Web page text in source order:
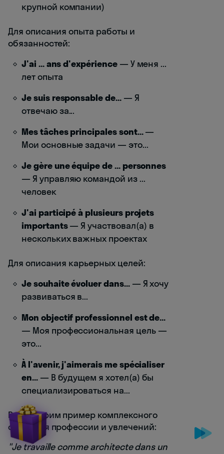
крупной компании)
Для описания опыта работы и
обязанностей:
J'ai ... ans d'expérience— У меня ...
лет опыта
Je suis responsable de...— Я
отвечаю за...
Mes tâches principales sont...—
Мои основные задачи — это...
Je gère une équipe de ... personnes
— Я управляю командой из ...
человек
J'ai participé à plusieurs projets
importants— Я участвовал(а) в
нескольких важных проектах
Для описания карьерных целей:
Je souhaite évoluer dans...— Я хочу
развиваться в...
Mon objectif professionnel est de...
— Моя профессиональная цель —
это...
À l'avenir, j'aimerais me spécialiser
en...— В будущем я хотел(а) бы
специализироваться на...
Рассмотрим пример комплексного
описания профессии и увлечений:
"Je travaille comme architecte dans un